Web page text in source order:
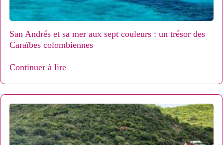
San Andrés et sa mer aux sept couleurs : un trésor des
Caraïbes colombiennes
Continuer à lire